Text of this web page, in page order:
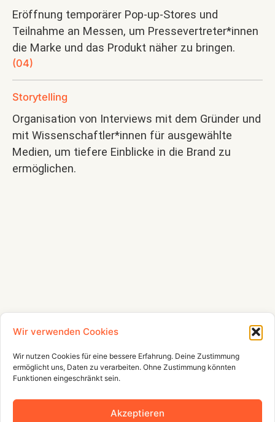
Wir verwenden Cookies
Wir nutzen Cookies für eine bessere Erfahrung. Deine Zustimmung
ermöglicht uns, Daten zu verarbeiten. Ohne Zustimmung könnten
Funktionen eingeschränkt sein.
Akzeptieren
Eröffnung temporärer Pop-up-Stores und
Teilnahme an Messen, um Pressevertreter*innen
die Marke und das Produkt näher zu bringen.
(04)
Storytelling
Organisation von Interviews mit dem Gründer und
mit Wissenschaftler*innen für ausgewählte
Medien, um tiefere Einblicke in die Brand zu
ermöglichen.